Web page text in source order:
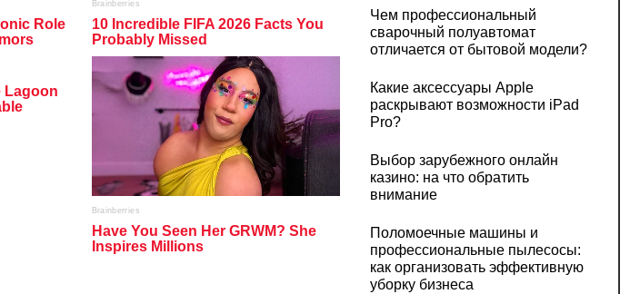
Чем профессиональный
сварочный полуавтомат
отличается от бытовой модели?
Какие аксессуары Apple
раскрывают возможности iPad
Pro?
Выбор зарубежного онлайн
казино: на что обратить
внимание
Поломоечные машины и
профессиональные пылесосы:
как организовать эффективную
уборку бизнеса